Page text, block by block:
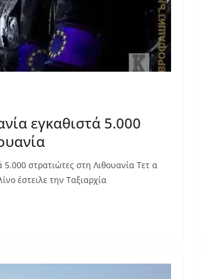
εγκαθιστά 5.000
5.000 στρατιώτες στη Λιθουανία Τετ α
έστειλε την Ταξιαρχία